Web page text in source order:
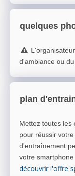
quelques
d'ambiance ou
plan
Mettez toutes les
pour réussir
d'entraînement
votre smartphone
découvrir l'offre